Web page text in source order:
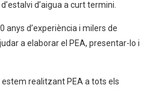
d’aigua a curt termini.
anys d’experiència i milers de
a elaborar el PEA, presentar-lo i
estem realitzant PEA a tots els